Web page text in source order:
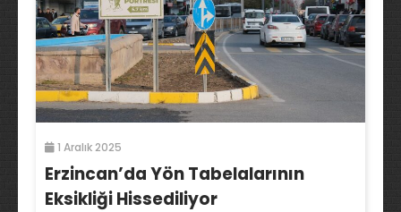
1 Aralık 2025
Erzincan’da Yön Tabelalarının
Eksikliği Hissediliyor